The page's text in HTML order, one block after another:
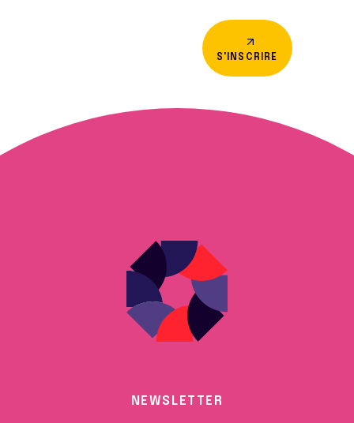
S'INSCRIRE
NEWSLETTER